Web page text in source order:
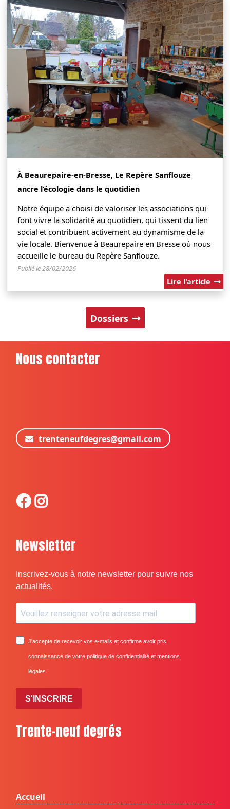
À Beaurepaire-en-Bresse, Le Repère Sanflouze
ancre l’écologie dans le quotidien
Notre équipe a choisi de valoriser les associations qui
font vivre la solidarité au quotidien, qui tissent du lien
social et contribuent activement au dynamisme de la
vie locale. Bienvenue à Beaurepaire en Bresse où nous
accueille le bureau du Repère Sanflouze.
Publié le 28/02/2026
Lire l'article
Dossiers
Nous contacter
trenteneufdegres@gmail.com
Newsletter
Inscrivez-vous à notre newsletter pour suivre nos
actualités.
J'accepte de recevoir vos e-mails et confirme avoir pris
connaissance de votre politique de confidentialité et mentions
légales.
S'INSCRIRE
Trente-neuf degrés
Accueil